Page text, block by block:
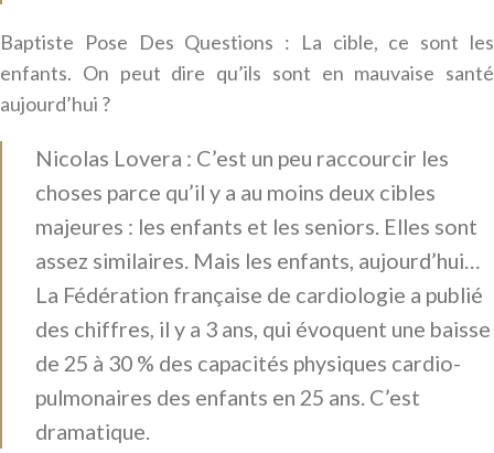
Baptiste Pose Des Questions : La cible, ce sont les
enfants. On peut dire qu’ils sont en mauvaise santé
aujourd’hui ?
Nicolas Lovera : C’est un peu raccourcir les
choses parce qu’il y a au moins deux cibles
majeures : les enfants et les seniors. Elles sont
assez similaires. Mais les enfants, aujourd’hui…
La Fédération française de cardiologie a publié
des chiffres, il y a 3 ans, qui évoquent une baisse
de 25 à 30 % des capacités physiques cardio-
pulmonaires des enfants en 25 ans. C’est
dramatique.